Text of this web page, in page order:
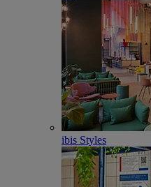
ibis Styles